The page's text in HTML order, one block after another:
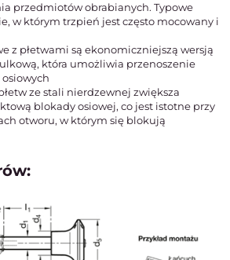
przedmiotów obrabianych. Typowe
w którym trzpień jest często mocowany i
z płetwami są ekonomiczniejszą wersją
która umożliwia przenoszenie
ze stali nierdzewnej zwiększa
blokady osiowej, co jest istotne przy
otworu, w którym się blokują